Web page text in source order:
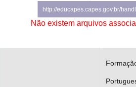
Banco Central do Brasilhttp://educapes.capes.gov.br/
Não existem arquivos